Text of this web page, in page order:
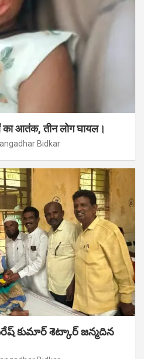
का आतंक, तीन लोग घायल।
Bidkar
కుమార్ శెట్కార్ జన్మదిన